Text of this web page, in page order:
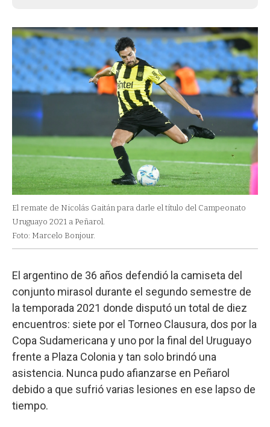
El remate de Nicolás Gaitán para darle el título del Campeonato
Uruguayo 2021 a Peñarol.
Foto: Marcelo Bonjour.
El argentino de 36 años defendió la camiseta del
conjunto mirasol durante el segundo semestre de
la temporada 2021 donde disputó un total de diez
encuentros: siete por el Torneo Clausura, dos por la
Copa Sudamericana y uno por la final del Uruguayo
frente a Plaza Colonia y tan solo brindó una
asistencia. Nunca pudo afianzarse en Peñarol
debido a que sufrió varias lesiones en ese lapso de
tiempo.